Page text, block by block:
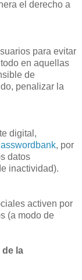
el derecho a
para evitar
en aquellas
de
penalizar la
digital,
, por
datos
inactividad).
activen por
(a modo de
la